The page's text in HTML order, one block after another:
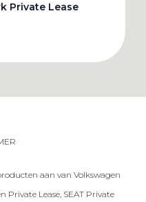
Private Lease
aan van Volkswagen
Private Lease, SEAT Private